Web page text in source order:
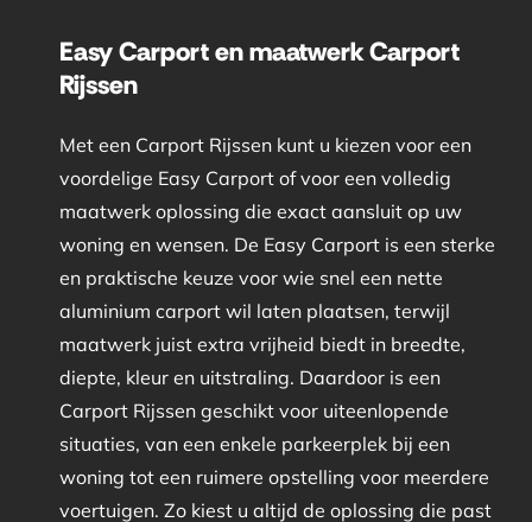
Easy Carport en maatwerk Carport
Rijssen
Met een Carport Rijssen kunt u kiezen voor een
voordelige Easy Carport of voor een volledig
maatwerk oplossing die exact aansluit op uw
woning en wensen. De Easy Carport is een sterke
en praktische keuze voor wie snel een nette
aluminium carport wil laten plaatsen, terwijl
maatwerk juist extra vrijheid biedt in breedte,
diepte, kleur en uitstraling. Daardoor is een
Carport Rijssen geschikt voor uiteenlopende
situaties, van een enkele parkeerplek bij een
woning tot een ruimere opstelling voor meerdere
voertuigen. Zo kiest u altijd de oplossing die past